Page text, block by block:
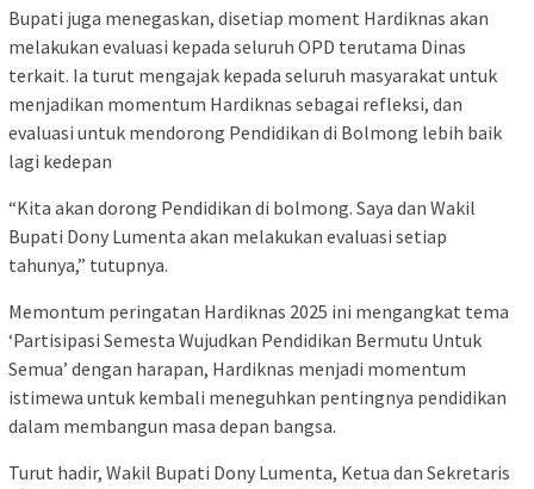
Bupati juga menegaskan, disetiap moment Hardiknas akan
melakukan evaluasi kepada seluruh OPD terutama Dinas
terkait. Ia turut mengajak kepada seluruh masyarakat untuk
menjadikan momentum Hardiknas sebagai refleksi, dan
evaluasi untuk mendorong Pendidikan di Bolmong lebih baik
lagi kedepan
“Kita akan dorong Pendidikan di bolmong. Saya dan Wakil
Bupati Dony Lumenta akan melakukan evaluasi setiap
tahunya,” tutupnya.
Memontum peringatan Hardiknas 2025 ini mengangkat tema
‘Partisipasi Semesta Wujudkan Pendidikan Bermutu Untuk
Semua’ dengan harapan, Hardiknas menjadi momentum
istimewa untuk kembali meneguhkan pentingnya pendidikan
dalam membangun masa depan bangsa.
Turut hadir, Wakil Bupati Dony Lumenta, Ketua dan Sekretaris